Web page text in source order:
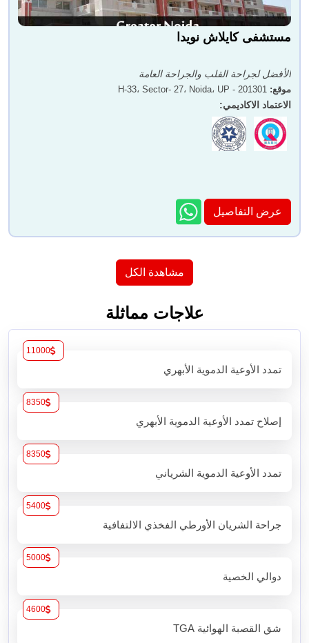
مستشفى كايلاش نويدا
الأفضل لجراحة القلب والجراحة العامة
موقع: H-33، Sector- 27، Noida، UP - 201301
الاعتماد الاكاديمي:
عرض التفاصيل
مشاهدة الكل
علاجات مماثلة
تمدد الأوعية الدموية الأبهري
11000
إصلاح تمدد الأوعية الدموية الأبهري
8350
تمدد الأوعية الدموية الشرياني
8350
جراحة الشريان الأورطي الفخذي الالتفافية
5400
دوالي الخصية
5000
شق القصبة الهوائية TGA
4600